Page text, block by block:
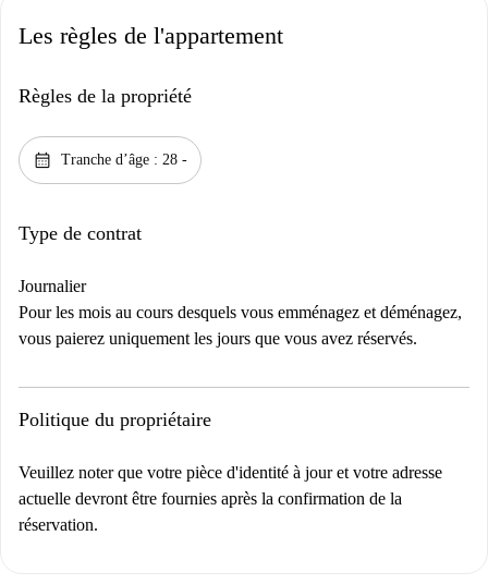
Les règles de l'appartement
Règles de la propriété
calendar_month Tranche d’âge : 28 -
Type de contrat
Journalier
Pour les mois au cours desquels vous emménagez et déménagez,
vous paierez uniquement les jours que vous avez réservés.
Politique du propriétaire
Veuillez noter que votre pièce d'identité à jour et votre adresse
actuelle devront être fournies après la confirmation de la
réservation.